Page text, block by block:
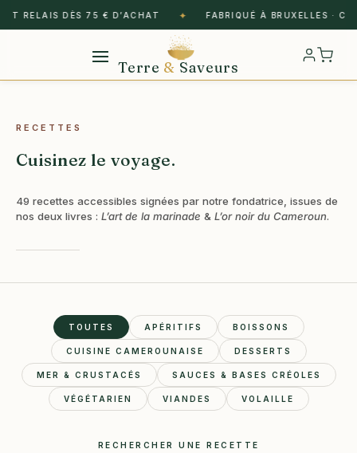
DÈS 75 € D’ACHAT ✦ FABRIQUÉ À BRUXELLES ·
Terre & Saveurs
RECETTES
Cuisinez le voyage.
49 recettes accessibles signées par notre fondatrice, issues de
nos deux livres : L’art de la marinade & L’or noir du Cameroun.
TOUTES APÉRITIFS BOISSONS
CUISINE CAMEROUNAISE DESSERTS
MER & CRUSTACÉS SAUCES & BASES CRÉOLES
VÉGÉTARIEN VIANDES VOLAILLE
RECHERCHER UNE RECETTE